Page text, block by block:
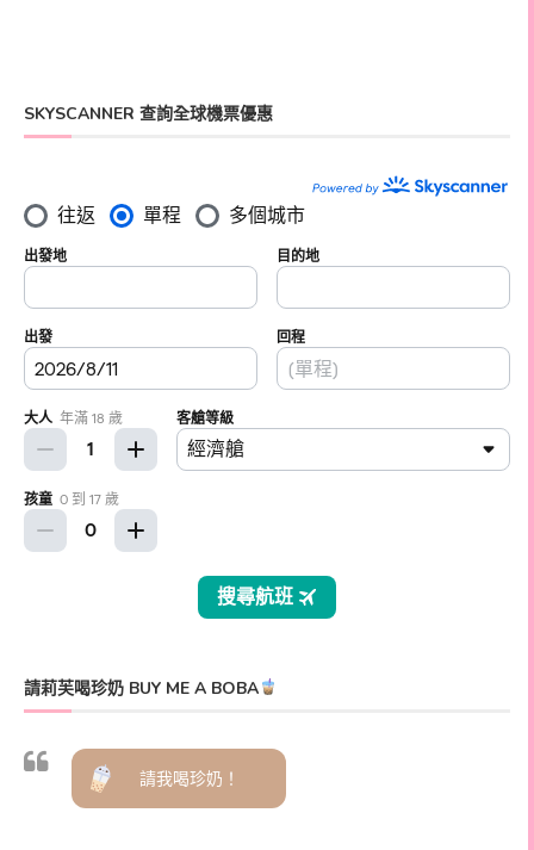
SKYSCANNER 查詢全球機票優惠
請莉芙喝珍奶 BUY ME A BOBA
請我喝珍奶！